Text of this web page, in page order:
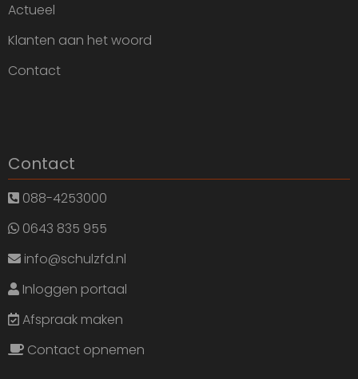
Actueel
Klanten aan het woord
Contact
Contact
088-4253000
0643 835 955
info@schulzfd.nl
Inloggen portaal
Afspraak maken
Contact opnemen